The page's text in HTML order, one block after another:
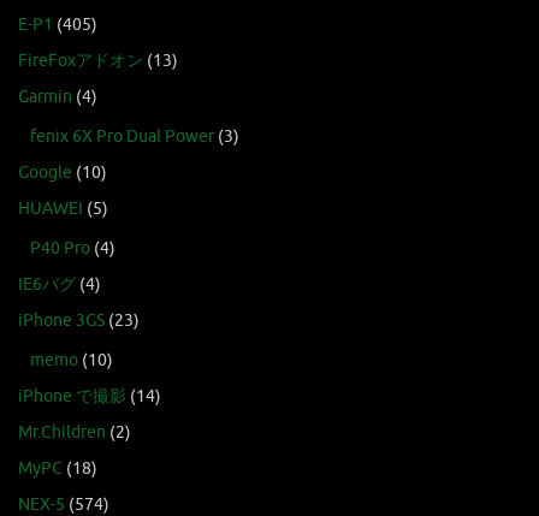
E-P1 (405)
FireFoxアドオン (13)
Garmin (4)
fenix 6X Pro Dual Power (3)
Google (10)
HUAWEI (5)
P40 Pro (4)
IE6バグ (4)
iPhone 3GS (23)
memo (10)
iPhone で撮影 (14)
Mr.Children (2)
MyPC (18)
NEX-5 (574)